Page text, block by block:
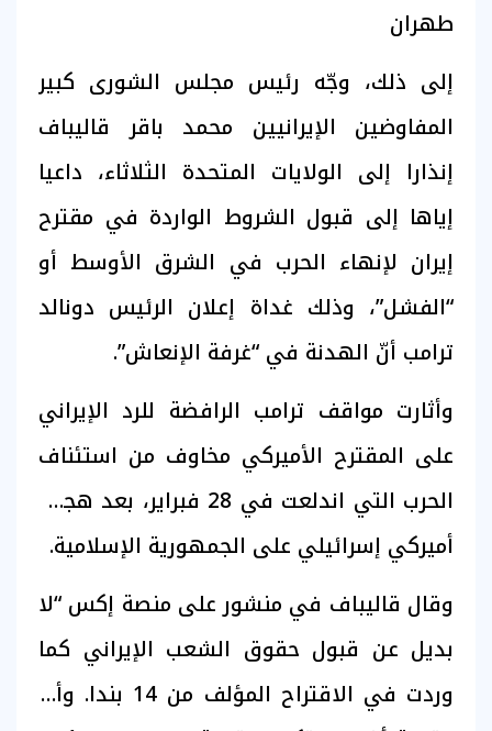
طهران
إلى ذلك، وجّه رئيس مجلس الشورى كبير
المفاوضين الإيرانيين محمد باقر قاليباف
إنذارا إلى الولايات المتحدة الثلاثاء، داعيا
إياها إلى قبول الشروط الواردة في مقترح
إيران لإنهاء الحرب في الشرق الأوسط أو
“الفشل”، وذلك غداة إعلان الرئيس دونالد
ترامب أنّ الهدنة في “غرفة الإنعاش”.
وأثارت مواقف ترامب الرافضة للرد الإيراني
على المقترح الأميركي مخاوف من استئناف
الحرب التي اندلعت في 28 فبراير، بعد هجوم
أميركي إسرائيلي على الجمهورية الإسلامية.
وقال قاليباف في منشور على منصة إكس “لا
بديل عن قبول حقوق الشعب الإيراني كما
وردت في الاقتراح المؤلف من 14 بندا. وأي